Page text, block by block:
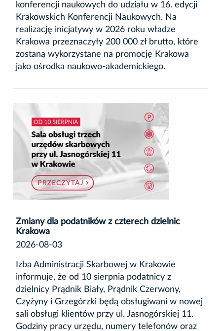
konferencji naukowych do udziału w 16. edycji
Krakowskich Konferencji Naukowych. Na
realizację inicjatywy w 2026 roku władze
Krakowa przeznaczyły 200 000 zł brutto, które
zostaną wykorzystane na promocję Krakowa
jako ośrodka naukowo-akademickiego.
Zmiany dla podatników z czterech dzielnic
Krakowa
2026-08-03
Izba Administracji Skarbowej w Krakowie
informuje, że od 10 sierpnia podatnicy z
dzielnicy Prądnik Biały, Prądnik Czerwony,
Czyżyny i Grzegórzki będą obsługiwani w nowej
sali obsługi klientów przy ul. Jasnogórskiej 11.
Godziny pracy urzędu, numery telefonów oraz